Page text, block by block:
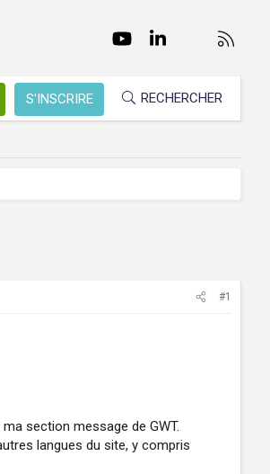
FacebookTwitter youtubeLinkedInNous
S'INSCRIRE RECHERCHER
#1
section message de GWT.
langues du site, y compris